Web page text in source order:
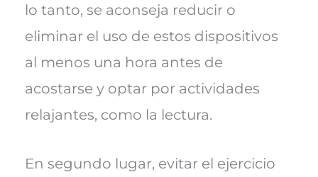
lo tanto, se aconseja reducir o
eliminar el uso de estos dispositivos
al menos una hora antes de
acostarse y optar por actividades
relajantes, como la lectura.
En segundo lugar, evitar el ejercicio